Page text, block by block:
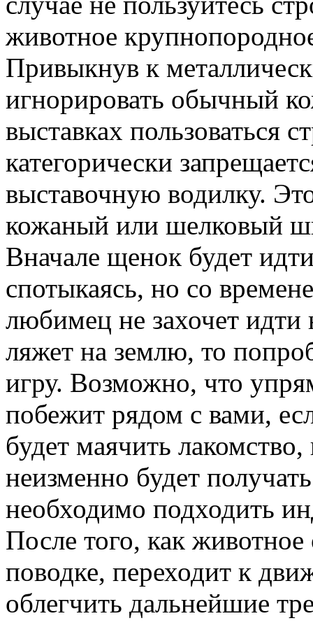
животное
Привыкнув к
игнорировать обычный
выставках пользоваться
категорически
выставочную водилку.
кожаный или шелковый
Вначале щенок будет
спотыкаясь, но со
любимец не захочет идти
ляжет на землю, то
игру. Возможно, что
побежит рядом с вами,
будет маячить
неизменно будет
необходимо подходить
После того, как
поводке, переходит к
облегчить дальнейшие